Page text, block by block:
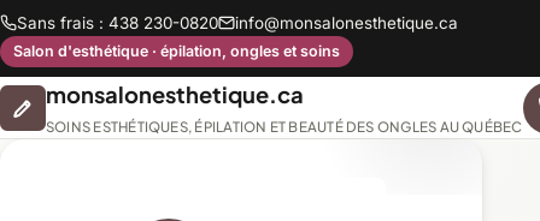
Sans frais : 438 230-0820 info@monsalonesthetique.ca
Salon d'esthétique · épilation, ongles et soins
monsalonesthetique.ca
SOINS ESTHÉTIQUES, ÉPILATION ET BEAUTÉ DES ONGLES AU QUÉBEC